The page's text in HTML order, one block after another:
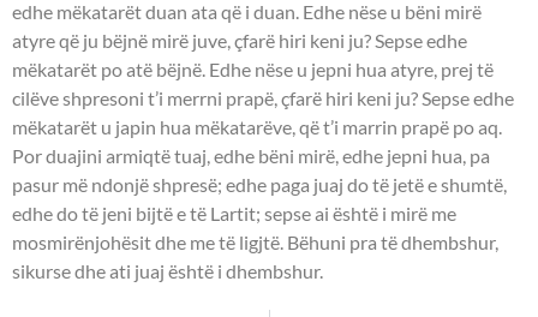
edhe mëkatarët duan ata që i duan. Edhe nëse u bëni mirë
atyre që ju bëjnë mirë juve, çfarë hiri keni ju? Sepse edhe
mëkatarët po atë bëjnë. Edhe nëse u jepni hua atyre, prej të
cilëve shpresoni t’i merrni prapë, çfarë hiri keni ju? Sepse edhe
mëkatarët u japin hua mëkatarëve, që t’i marrin prapë po aq.
Por duajini armiqtë tuaj, edhe bëni mirë, edhe jepni hua, pa
pasur më ndonjë shpresë; edhe paga juaj do të jetë e shumtë,
edhe do të jeni bijtë e të Lartit; sepse ai është i mirë me
mosmirënjohësit dhe me të ligjtë. Bëhuni pra të dhembshur,
sikurse dhe ati juaj është i dhembshur.